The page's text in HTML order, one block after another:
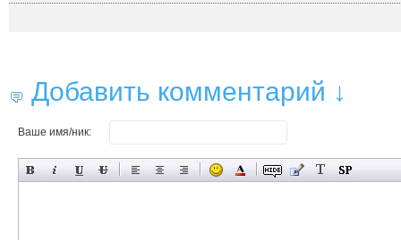
Добавить комментарий ↓
Ваше имя/ник: